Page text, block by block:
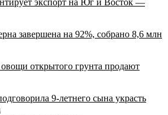
завершена на 92%, собрано 8,6 млн
открытого грунта продают
9-летнего сына украсть